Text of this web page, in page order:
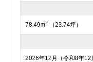
78.49m2 （23.74坪）
2026年12月（令和8年12